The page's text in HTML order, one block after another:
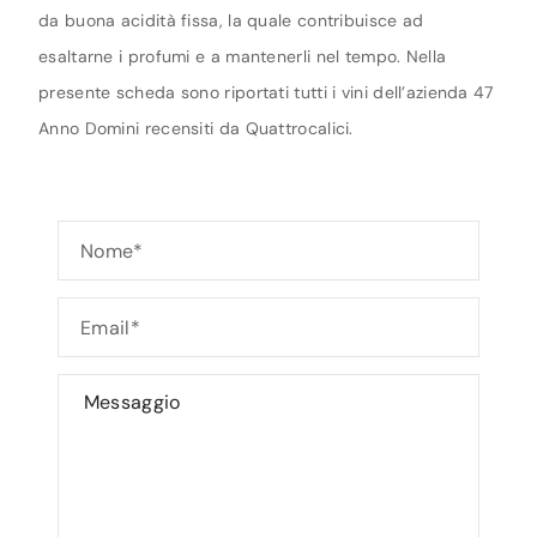
da buona acidità fissa, la quale contribuisce ad
esaltarne i profumi e a mantenerli nel tempo. Nella
presente scheda sono riportati tutti i vini dell’azienda 47
Anno Domini recensiti da Quattrocalici.